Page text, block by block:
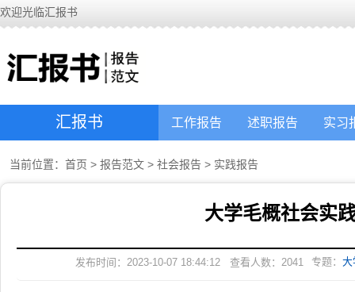
欢迎光临汇报书
汇报书 工作报告 述职报告 实习
当前位置： 首页 > 报告范文 > 社会报告 > 实践报告
大学毛概社会实
发布时间：2023-10-07 18:44:12 查看人数： 2041 专题： 大